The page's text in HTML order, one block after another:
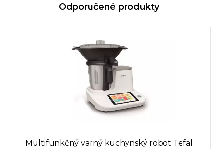
Odporučené produkty
Multifunkčný varný kuchynský robot Tefal